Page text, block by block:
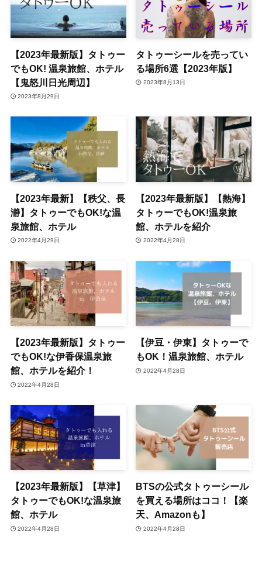
【2023年最新版】タトゥー
でもOK! 温泉旅館、ホテル
【鬼怒川日光周辺】
2023年8月29日
タトゥーシールを売ってい
る場所6選【2023年版】
2023年8月13日
【2023年最新】【秩父、長
瀞】タトゥーでもOK!な温
泉旅館、ホテル
2022年4月29日
【2023年最新版】【熱海】
タトゥーでもOK!温泉旅
館、ホテルを紹介
2022年4月28日
【2023年最新版】タトゥー
でもOK!な伊香保温泉旅
館、ホテルを紹介！
2022年4月28日
【伊豆・伊東】タトゥーで
もOK！温泉旅館、ホテル
2022年4月28日
【2023年最新版】【草津】
タトゥーでもOK!な温泉旅
館、ホテル
2022年4月28日
BTSの公式タトゥーシール
を買える場所はココ！【楽
天、Amazonも】
2022年4月28日